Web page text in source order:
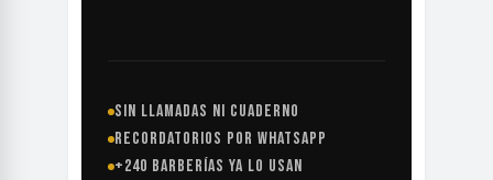
SIN LLAMADAS NI CUADERNO
RECORDATORIOS POR WHATSAPP
+240 BARBERÍAS YA LO USAN